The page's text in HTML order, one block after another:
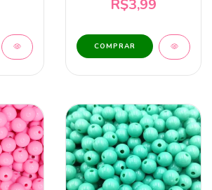
R$3,99